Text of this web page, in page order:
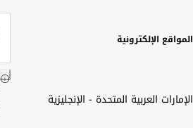
المواقع الإلكترونية
الإمارات العربية المتحدة - الإنجليزية